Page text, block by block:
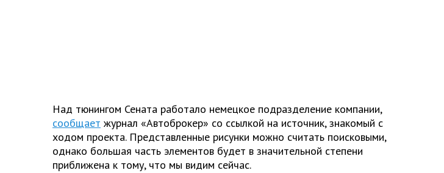
Над тюнингом Сената работало немецкое подразделение компании,
сообщает журнал «Автоброкер» со ссылкой на источник, знакомый с
ходом проекта. Представленные рисунки можно считать поисковыми,
однако большая часть элементов будет в значительной степени
приближена к тому, что мы видим сейчас.